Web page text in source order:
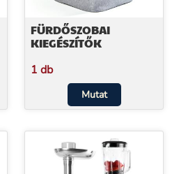
FÜRDŐSZOBAI
KIEGÉSZÍTŐK
1 db
Mutat